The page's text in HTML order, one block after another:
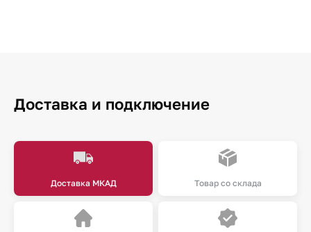
Доставка и подключение
Доставка МКАД Товар со склада